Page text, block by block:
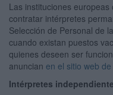
Las instituciones
contratar intérpretes
Selección de Personal de
cuando existan puestos
quienes deseen ser
anuncian en el sitio web
Intérpretes